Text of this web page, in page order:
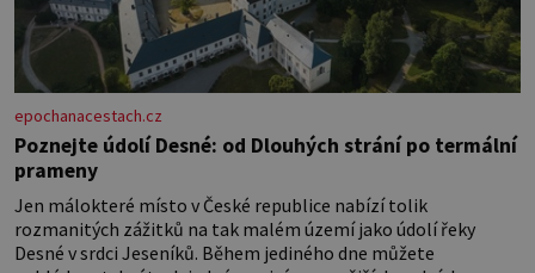
epochanacestach.cz
Poznejte údolí Desné: od Dlouhých strání po termální
prameny
Jen málokteré místo v České republice nabízí tolik
rozmanitých zážitků na tak malém území jako údolí řeky
Desné v srdci Jeseníků. Během jediného dne můžete